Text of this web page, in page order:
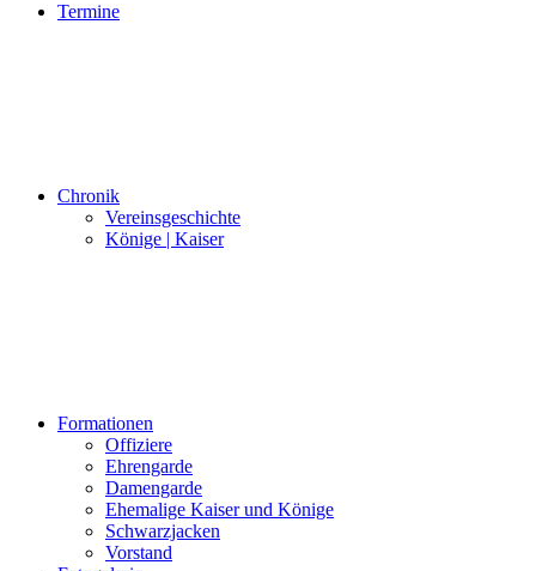
Termine
Chronik
Vereinsgeschichte
Könige | Kaiser
Formationen
Offiziere
Ehrengarde
Damengarde
Ehemalige Kaiser und Könige
Schwarzjacken
Vorstand